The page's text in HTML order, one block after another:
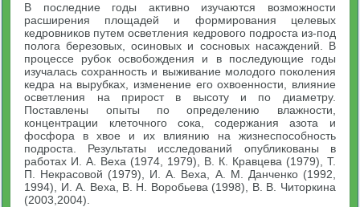
В последние годы активно изучаются возможности
расширения площадей и формирования целевых
кедровников путем осветления кедрового подроста из-под
полога березовых, осиновых и сосновых насаждений. В
процессе рубок освобождения и в последующие годы
изучалась сохранность и выживание молодого поколения
кедра на вырубках, изменение его охвоенности, влияние
осветления на прирост в высоту и по диаметру.
Поставлены опыты по определению влажности,
концентрации клеточного сока, содержания азота и
фосфора в хвое и их влиянию на жизнеспособность
подроста. Результаты исследований опубликованы в
работах И. А. Веха (1974, 1979), В. К. Кравцева (1979), Т.
П. Некрасовой (1979), И. А. Веха, А. М. Данченко (1992,
1994), И. А. Веха, В. Н. Воробьева (1998), В. В. Читоркина
(2003,2004).